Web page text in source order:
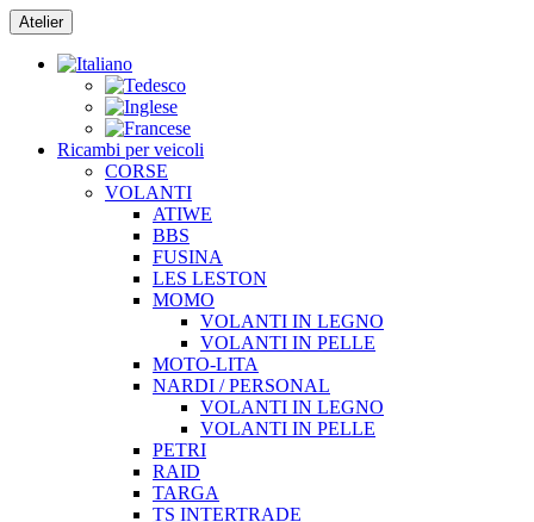
Vai
al
contenuto
Atelier
Ricambi per veicoli
CORSE
VOLANTI
ATIWE
BBS
FUSINA
LES LESTON
MOMO
VOLANTI IN LEGNO
VOLANTI IN PELLE
MOTO-LITA
NARDI / PERSONAL
VOLANTI IN LEGNO
VOLANTI IN PELLE
PETRI
RAID
TARGA
TS INTERTRADE